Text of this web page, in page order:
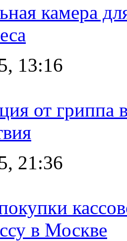
камера
13:16
от гриппа
21:36
в Москве